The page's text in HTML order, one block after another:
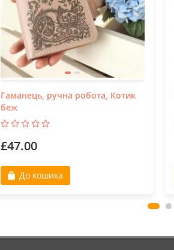
Гаманець, ручна робота, Котик
беж
£47.00
До кошика